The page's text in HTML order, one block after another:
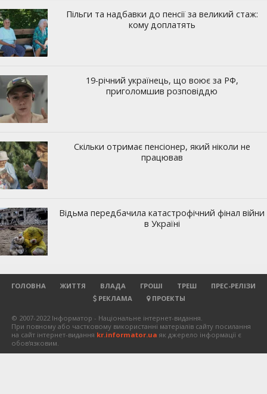
ГОЛОВНА ЖИТТЯ ВЛАДА ГРОШІ ТРЕШ
ПРЕС-РЕЛІЗИ
РЕКЛАМА
ПРОЕКТЫ
© 2007-2022 Інформатор - Національне інтернет-видання.
При повному або частковому використанні матеріалів сайту посилання
на сайт інтернет-видання kr.informator.ua як джерело інформації є
обов'язковим.